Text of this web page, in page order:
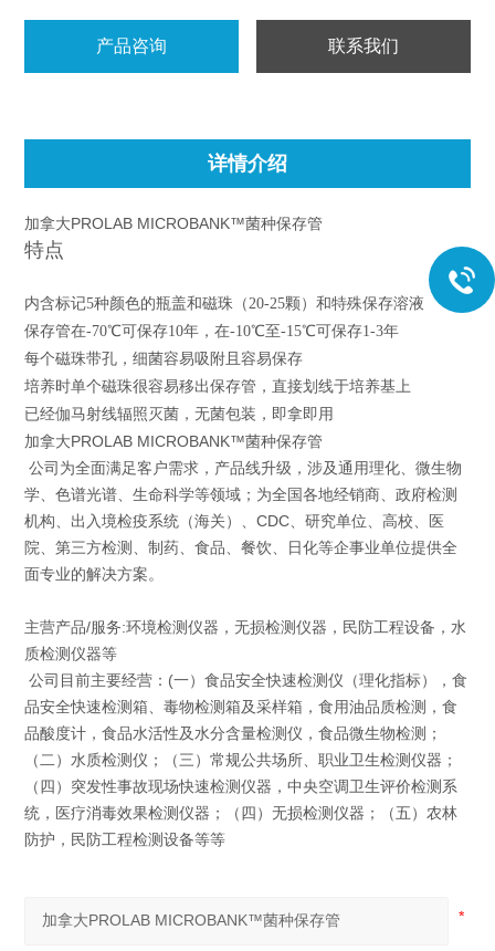
产品咨询 联系我们
详情介绍
加拿大PROLAB MICROBANK™菌种保存管
特点
内含标记5种颜色的瓶盖和磁珠（20-25颗）和特殊保存溶液
保存管在-70℃可保存10年，在-10℃至-15℃可保存1-3年
每个磁珠带孔，细菌容易吸附且容易保存
培养时单个磁珠很容易移出保存管，直接划线于培养基上
已经伽马射线辐照灭菌，无菌包装，即拿即用
加拿大PROLAB MICROBANK™菌种保存管
公司为全面满足客户需求，产品线升级，涉及通用理化、微生物
学、色谱光谱、生命科学等领域；为全国各地经销商、政府检测
机构、出入境检疫系统（海关）、CDC、研究单位、高校、医
院、第三方检测、制药、食品、餐饮、日化等企事业单位提供全
面专业的解决方案。
主营产品/服务:环境检测仪器，无损检测仪器，民防工程设备，水
质检测仪器等
公司目前主要经营：(一）食品安全快速检测仪（理化指标），食
品安全快速检测箱、毒物检测箱及采样箱，食用油品质检测，食
品酸度计，食品水活性及水分含量检测仪，食品微生物检测；
（二）水质检测仪；（三）常规公共场所、职业卫生检测仪器；
（四）突发性事故现场快速检测仪器，中央空调卫生评价检测系
统，医疗消毒效果检测仪器；（四）无损检测仪器；（五）农林
防护，民防工程检测设备等等